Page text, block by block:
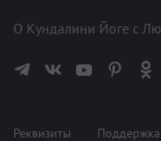
О Кундалини Йоге с
Реквизиты Поддержка